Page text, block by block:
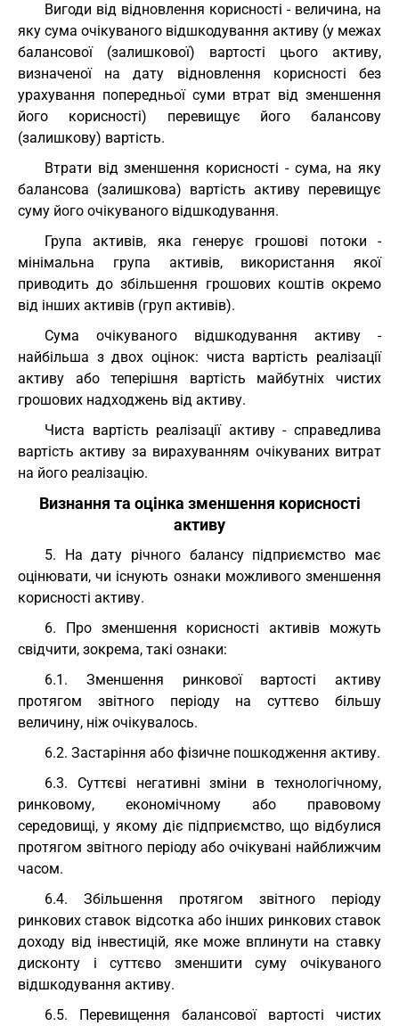
Вигоди від відновлення корисності - величина, на
яку сума очікуваного відшкодування активу (у межах
балансової (залишкової) вартості цього активу,
визначеної на дату відновлення корисності без
урахування попередньої суми втрат від зменшення
його корисності) перевищує його балансову
(залишкову) вартість.
Втрати від зменшення корисності - сума, на яку
балансова (залишкова) вартість активу перевищує
суму його очікуваного відшкодування.
Група активів, яка генерує грошові потоки -
мінімальна група активів, використання якої
приводить до збільшення грошових коштів окремо
від інших активів (груп активів).
Сума очікуваного відшкодування активу -
найбільша з двох оцінок: чиста вартість реалізації
активу або теперішня вартість майбутніх чистих
грошових надходжень від активу.
Чиста вартість реалізації активу - справедлива
вартість активу за вирахуванням очікуваних витрат
на його реалізацію.
Визнання та оцінка зменшення корисності
активу
5. На дату річного балансу підприємство має
оцінювати, чи існують ознаки можливого зменшення
корисності активу.
6. Про зменшення корисності активів можуть
свідчити, зокрема, такі ознаки:
6.1. Зменшення ринкової вартості активу
протягом звітного періоду на суттєво більшу
величину, ніж очікувалось.
6.2. Застаріння або фізичне пошкодження активу.
6.3. Суттєві негативні зміни в технологічному,
ринковому, економічному або правовому
середовищі, у якому діє підприємство, що відбулися
протягом звітного періоду або очікувані найближчим
часом.
6.4. Збільшення протягом звітного періоду
ринкових ставок відсотка або інших ринкових ставок
доходу від інвестицій, яке може вплинути на ставку
дисконту і суттєво зменшити суму очікуваного
відшкодування активу.
6.5. Перевищення балансової вартості чистих